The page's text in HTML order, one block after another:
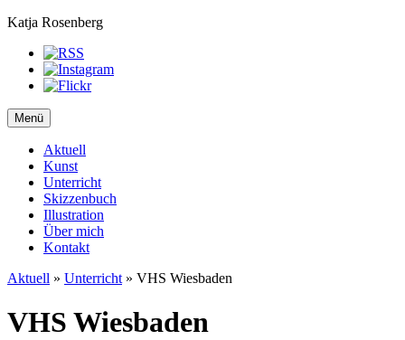
Katja Rosenberg
Menü
Aktuell
Kunst
Unterricht
Skizzenbuch
Illustration
Über mich
Kontakt
Aktuell » Unterricht » VHS Wiesbaden
VHS Wiesbaden